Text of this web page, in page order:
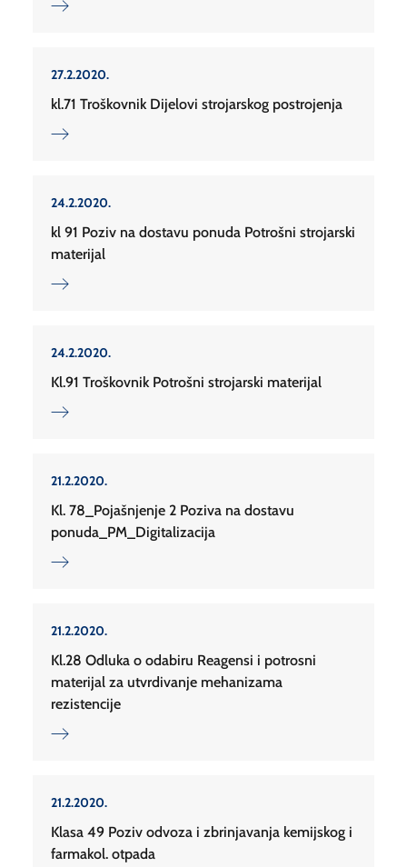
27.2.2020.
kl.71 Troškovnik Dijelovi strojarskog postrojenja
24.2.2020.
kl 91 Poziv na dostavu ponuda Potrošni strojarski
materijal
24.2.2020.
Kl.91 Troškovnik Potrošni strojarski materijal
21.2.2020.
Kl. 78_Pojašnjenje 2 Poziva na dostavu
ponuda_PM_Digitalizacija
21.2.2020.
Kl.28 Odluka o odabiru Reagensi i potrosni
materijal za utvrdivanje mehanizama
rezistencije
21.2.2020.
Klasa 49 Poziv odvoza i zbrinjavanja kemijskog i
farmakol. otpada